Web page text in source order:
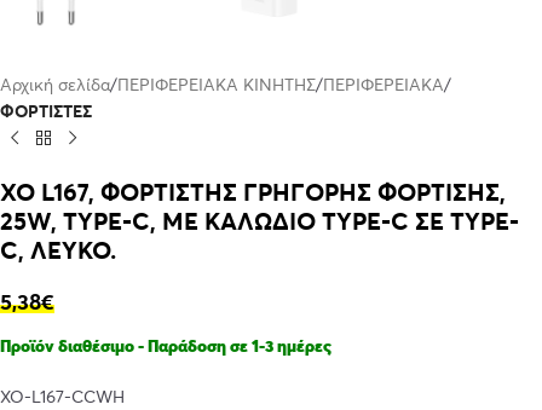
Αρχική σελίδα ΠΕΡΙΦΕΡΕΙΑΚΑ ΚΙΝΗΤΗΣ ΠΕΡΙΦΕΡΕΙΑΚΑ
ΦΟΡΤΙΣΤΕΣ
XO L167, ΦΟΡΤΙΣΤΗΣ ΓΡΗΓΟΡΗΣ ΦΟΡΤΙΣΗΣ,
25W, TYPE-C, ΜΕ ΚΑΛΩΔΙΟ TYPE-C ΣΕ TYPE-
C, ΛΕΥΚΟ.
5,38€
Προϊόν διαθέσιμο - Παράδοση σε 1-3 ημέρες
XO-L167-CCWH